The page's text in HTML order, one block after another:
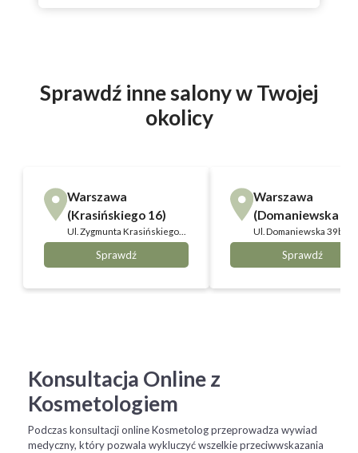
Sprawdź inne salony w Twojej
okolicy
Warszawa
(Krasińskiego 16)
Ul. Zygmunta Krasińskiego
16, Warszawa
Sprawdź
Warszawa
(Domaniewska
Ul. Domaniewska 39b,
Warszawa
Sprawdź
Konsultacja Online z
Kosmetologiem
Podczas konsultacji online Kosmetolog przeprowadza wywiad
medyczny, który pozwala wykluczyć wszelkie przeciwwskazania